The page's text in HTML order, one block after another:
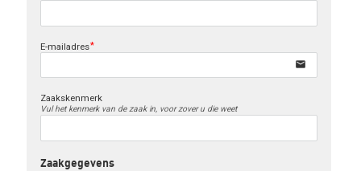
E-mailadres
email
Zaakskenmerk
Vul het kenmerk van de zaak in, voor zover u die weet
Zaakgegevens